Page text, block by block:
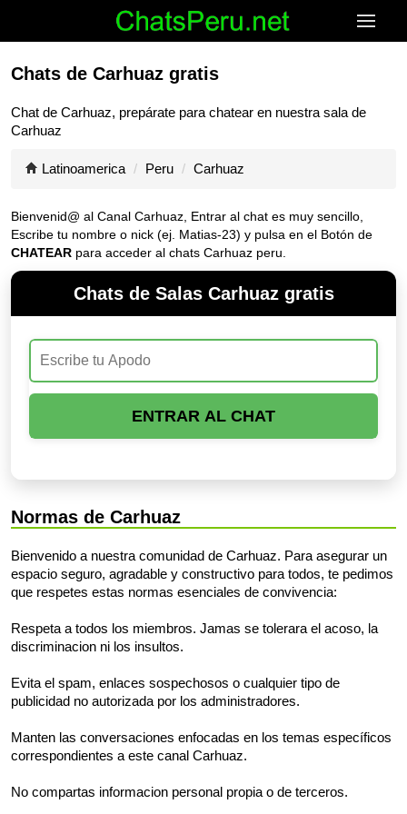
Chats de Carhuaz gratis
Chat de Carhuaz, prepárate para chatear en nuestra sala de
Carhuaz
Latinoamerica Peru Carhuaz
Bienvenid@ al Canal Carhuaz , Entrar al chat es muy sencillo,
Escribe tu nombre o nick (ej. Matias-23) y pulsa en el Botón de
CHATEAR para acceder al chats Carhuaz peru.
Chats de Salas Carhuaz gratis
ENTRAR AL CHAT
Normas de Carhuaz
Bienvenido a nuestra comunidad de Carhuaz. Para asegurar un
espacio seguro, agradable y constructivo para todos, te pedimos
que respetes estas normas esenciales de convivencia:
Respeta a todos los miembros. Jamas se tolerara el acoso, la
discriminacion ni los insultos.
Evita el spam, enlaces sospechosos o cualquier tipo de
publicidad no autorizada por los administradores.
Manten las conversaciones enfocadas en los temas específicos
correspondientes a este canal Carhuaz.
No compartas informacion personal propia o de terceros.